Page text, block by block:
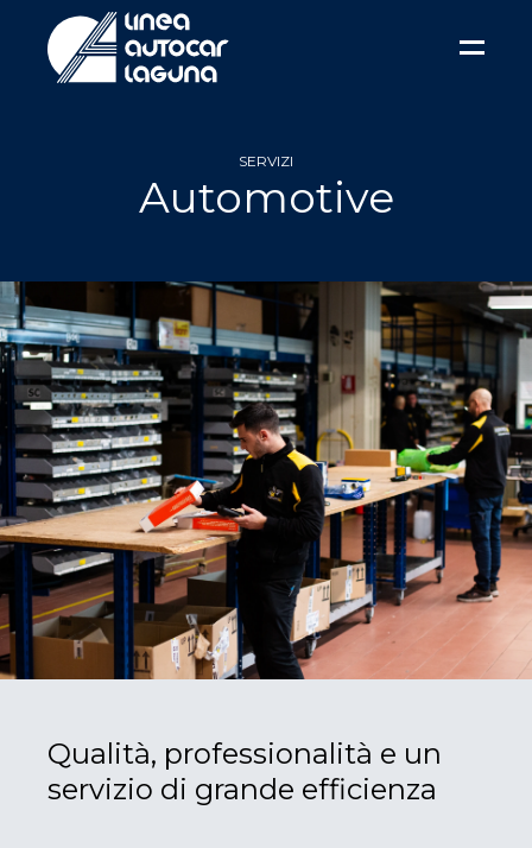
SERVIZI
Automotive
Qualità, professionalità e un
servizio di grande efficienza